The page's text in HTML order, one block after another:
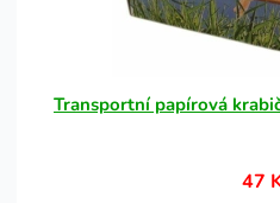
Transportní papírová
47